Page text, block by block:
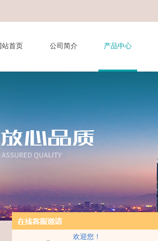
欢迎您！
站首页 公司简介 产品中心